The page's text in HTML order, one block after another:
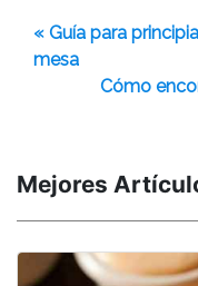
« Guía para
mesa
Cómo
Mejores